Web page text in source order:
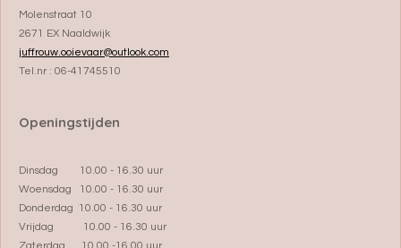
Molenstraat 10
2671 EX Naaldwijk
juffrouw.ooievaar@outlook.com
Tel.nr : 06-41745510
Openingstijden
Dinsdag 10.00 - 16.30 uur
Woensdag 10.00 - 16.30 uur
Donderdag 10.00 - 16.30 uur
Vrijdag 10.00 - 16.30 uur
Zaterdag 10.00 -16.00 uur